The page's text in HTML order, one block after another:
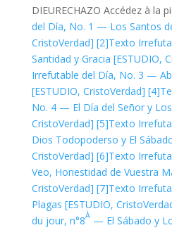
DIEURECHAZO Accédez à la
del Día, No. 1 — Los Santos
CristoVerdad] [2]Texto
Santidad y Gracia [ESTUDIO,
Irrefutable del Día, No. 3 —
[ESTUDIO, CristoVerdad] [4]
No. 4 — El Día del Señor y
CristoVerdad] [5]Texto
Dios Todopoderso y El
CristoVerdad] [6]Texto
Veo, Honestidad de Vuestra
CristoVerdad] [7]Texto
Plagas [ESTUDIO,
du jour, n°8À— El Sábado y